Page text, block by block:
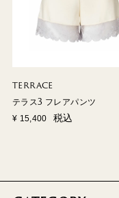
TERRACE
テラス3 フレアパンツ
¥ 15,400 税込